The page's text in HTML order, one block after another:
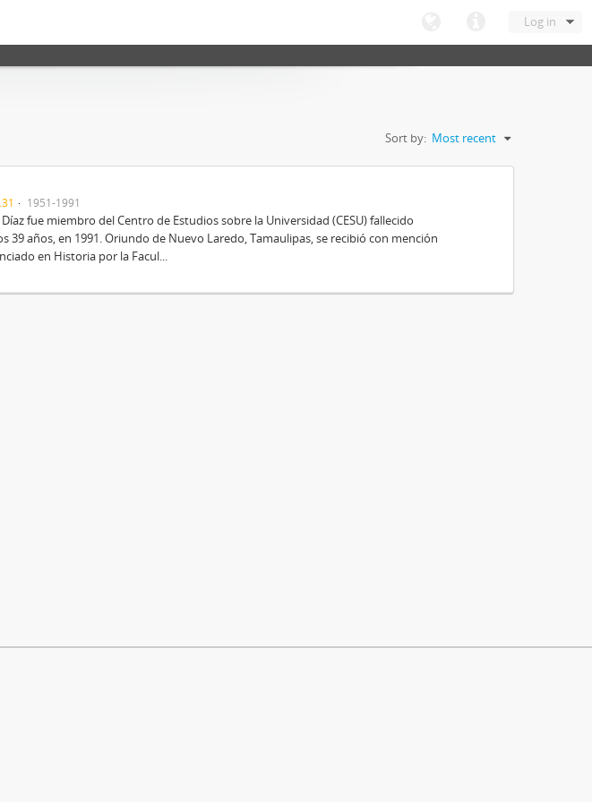
Log in
Sort by: Most recent
1951-1991
fue miembro del Centro de Estudios sobre la Universidad (CESU) fallecido
39 años, en 1991. Oriundo de Nuevo Laredo, Tamaulipas, se recibió con mención
en Historia por la Facul...